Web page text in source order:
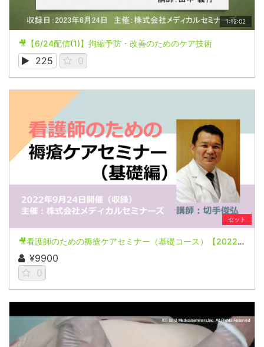
1:12:02
🎥【6/24配信(1)】拘縮予防・改善のためのケア技術
225 0
セット
🎥看護師のための褥瘡ケアセミナー（基礎コース）【2022年9月24日開催(収録)】
¥9900
0